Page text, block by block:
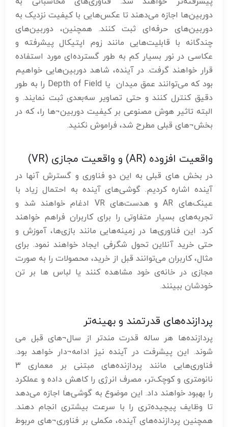
دوربین‌ها اجازه می‌دهند تا عکس‌هایی با کیفیت نزدیک به
دوربین‌های حرفه‌ای ثبت کنند. همچنین، دوربین‌های
چندگانه با قابلیت‌هایی مانند زوم اپتیکال پیشرفته و
عکاسی در نور بسیار کم به طور گسترده‌ای مورد استفاده
قرار خواهند گرفت. در آینده، شاهد دوربین‌هایی خواهیم
بود که می‌توانند عمق میدان یا Depth of Field را به طور
دقیق کنترل کنند و حتی تصاویر سه‌بعدی ثبت نمایند. و
البته تاثیر هوش مصنوعی بر کیفیت دوربین¬ها را، که در
بخش¬های قبلی مطرح شد، فراموش نکنید.
واقعیت افزوده (AR) و واقعیت مجازی (VR)
در بخش های قبلی به این دو فناوری و گسترش آنها در
آینده اشاره کردیم. گوشی‌های آینده به احتمال زیاد با
عینک‌های AR و هدست‌های VR ادغام خواهند شد و
تجربه‌های بسیار متفاوتی را برای کاربران فراهم خواهند
کرد. این فناوری‌ها در زمینه‌هایی مانند بازی‌ها، آموزش و
حتی خرید آنلاین تحول شگرفی ایجاد خواهند نمود. برای
مثال، کاربران می‌توانند قبل از خرید، محصولات را به صورت
مجازی در خانه‌ی خود مشاهده کنند یا لباس ها بر تن
خودشان ببینند.
پردازنده‌های قدرتمند و بهینه‌تر
پردازنده‌ها هر ساله قدرت مندتر از سال¬های قبل می
شوند. این پیشرفت در آینده نیز ادامه¬دار خواهد بود.
فناوری‌هایی مانند پردازنده‌های مبتنی بر معماری ۳
نانومتری و کوچک‌تر، مصرف انرژی را کاهش داده و عملکرد
را بهبود خواهند داد. این موضوع به گوشی‌ها اجازه می‌دهد
تا وظایف پیچیده‌تری را با سرعت بیشتری انجام دهند.
همچنین پردازنده‌های آینده، مکملی بر فناوری¬های مربوط